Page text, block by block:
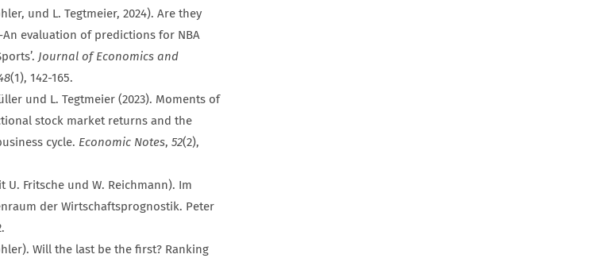
und L. Tegtmeier, 2024). Are they
evaluation of predictions for NBA
Journal of Economics and
(1), 142-165.
und L. Tegtmeier (2023). Moments of
stock market returns and the
cycle. Economic Notes, 52(2),
U. Fritsche und W. Reichmann). Im
der Wirtschaftsprognostik. Peter
Will the last be the first? Ranking